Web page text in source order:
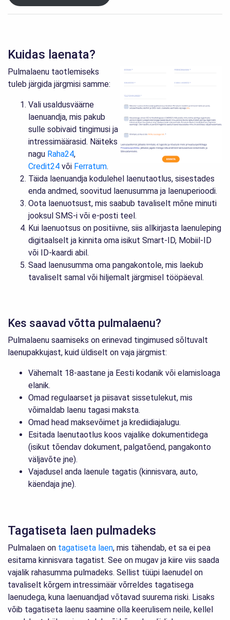
Kuidas laenata?
Pulmalaenu taotlemiseks
tuleb järgida järgmisi samme:
Vali usaldusväärne
laenuandja, mis pakub
sulle sobivaid tingimusi ja
intressimäärasid. Näiteks
nagu Raha24,
Credit24 või Ferratum.
Täida laenuandja kodulehel laenutaotlus, sisestades
enda andmed, soovitud laenusumma ja laenuperioodi.
Oota laenuotsust, mis saabub tavaliselt mõne minuti
jooksul SMS-i või e-posti teel.
Kui laenuotsus on positiivne, siis allkirjasta laenuleping
digitaalselt ja kinnita oma isikut Smart-ID, Mobiil-ID
või ID-kaardi abil.
Saad laenusumma oma pangakontole, mis laekub
tavaliselt samal või hiljemalt järgmisel tööpäeval.
Kes saavad võtta pulmalaenu?
Pulmalaenu saamiseks on erinevad tingimused sõltuvalt
laenupakkujast, kuid üldiselt on vaja järgmist:
Vähemalt 18-aastane ja Eesti kodanik või elamisloaga
elanik.
Omad regulaarset ja piisavat sissetulekut, mis
võimaldab laenu tagasi maksta.
Omad head maksevõimet ja krediidiajalugu.
Esitada laenutaotlus koos vajalike dokumentidega
(isikut tõendav dokument, palgatõend, pangakonto
väljavõte jne).
Vajadusel anda laenule tagatis (kinnisvara, auto,
käendaja jne).
Tagatiseta laen pulmadeks
Pulmalaen on tagatiseta laen, mis tähendab, et sa ei pea
esitama kinnisvara tagatist. See on mugav ja kiire viis saada
vajalik rahasumma pulmadeks. Sellist tüüpi laenudel on
tavaliselt kõrgem intressimäär võrreldes tagatisega
laenudega, kuna laenuandjad võtavad suurema riski. Lisaks
võib tagatiseta laenu saamine olla keerulisem neile, kellel